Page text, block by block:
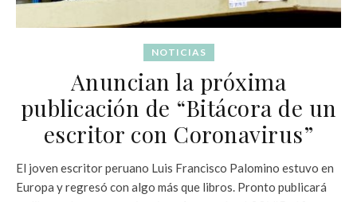
NOTICIAS
Anuncian la próxima
publicación de “Bitácora de un
escritor con Coronavirus”
El joven escritor peruano Luis Francisco Palomino estuvo en
Europa y regresó con algo más que libros. Pronto publicará